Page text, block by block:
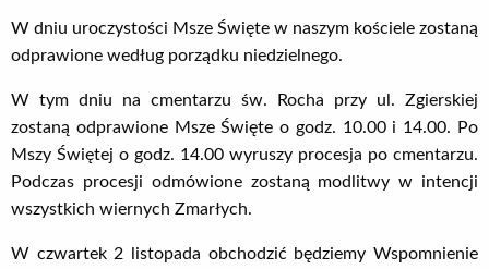
W dniu uroczystości Msze Święte w naszym kościele zostaną
odprawione według porządku niedzielnego.
W tym dniu na cmentarzu św. Rocha przy ul. Zgierskiej
zostaną odprawione Msze Święte o godz. 10.00 i 14.00. Po
Mszy Świętej o godz. 14.00 wyruszy procesja po cmentarzu.
Podczas procesji odmówione zostaną modlitwy w intencji
wszystkich wiernych Zmarłych.
W czwartek 2 listopada obchodzić będziemy Wspomnienie